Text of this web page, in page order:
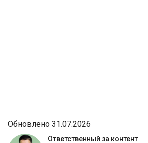
Ответственный за контент
Обновлено 31.07.2026